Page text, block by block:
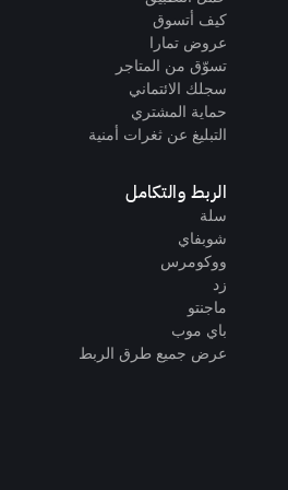
كيف أتسوق
عروض تمارا
تسوّق من المتاجر
سجلك الائتماني
حماية المشتري
التبليغ عن ثغرات أمنية
الربط والتكامل
سلة
شوبفاي
ووكومرس
زد
ماجنتو
باي موب
عرض جميع طرق الربط